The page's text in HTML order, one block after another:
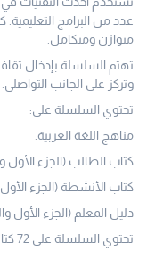
عدد من البرامج
متوازن ومتكامل.
تهتم السلسلة بإدخال
وتركز على الجانب
تحتوي السلسلة على:
مناهج اللغة العربية.
كتاب الطالب (الجزء الأول
كتاب الأنشطة (الجزء الأول
دليل المعلم (الجزء الأول
تحتوي السلسلة على 72 كتابًا + ملفات صوتية تفاعلية